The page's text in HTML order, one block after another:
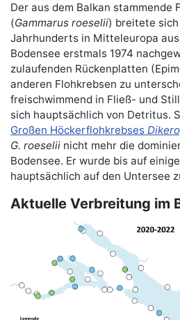
Der aus dem Balkan stammende
(Gammarus roeselii) breitete
Jahrhunderts in Mitteleuropa
Bodensee erstmals 1974
zulaufenden Rückenplatten
anderen Flohkrebsen zu
freischwimmend in Fließ- und
sich hauptsächlich von Detritus.
Großen Höckerflohkrebses
G. roeselii nicht mehr die
Bodensee. Er wurde bis auf
hauptsächlich auf den Untersee
Aktuelle Verbreitung im